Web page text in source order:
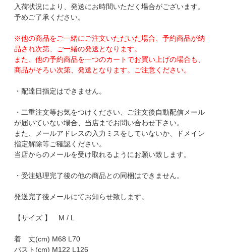
入荷状況により、発送にお時間いただく場合がございます。
予めご了承ください。
※他の商品をご一緒にご注文いただいた場合、予約商品が納
品され次第、ご一緒の発送となります。
また、他の予約商品を一つのカートでお買い上げの場合も、
商品がそろい次第、発送となります。ご注意ください。
・配達日指定はできません。
・二重注文等お気をつけください、ご注文後自動配信メール
が届いていない場合、当店までお問い合わせ下さい。
また、メールアドレスの入力ミスをしていないか、ドメイン
指定解除等ご確認ください。
当店からのメールを受け取れるようにお願い致します。
・受注処理完了後の他の商品との同梱はできません。
発送完了後メールにてお知らせ致します。
【サイズ 】 M / L
着 丈(cm) M68 L70
バスト(cm) M122 L126